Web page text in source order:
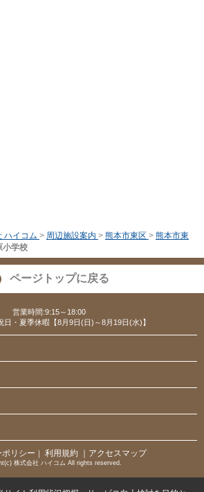
ハイコム > 周辺施設案内 > 熊本市東区 > 熊本市東
小学校
ページトップに戻る
営業時間:9:15～18:00
日・夏季休暇【8月9日(日)～8月19日(水)】
リシー ｜ 利用規約 ｜アクセスマップ
株式会社 ハイコム All rights reserved.